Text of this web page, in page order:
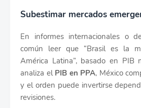
Subestimar mercados
En informes internacionales o
común leer que “Brasil es la
América Latina”, basado en PIB
analiza el PIB en PPA, México
y el orden puede invertirse
revisiones.